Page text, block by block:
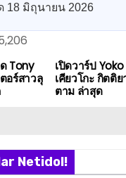
18 มิถุนายน 2026
เปิดวาร์ป
เคียวโกะ กิตติ
ตาม ล่าสุด
Tony
อร์สาวลุ
Netidol!